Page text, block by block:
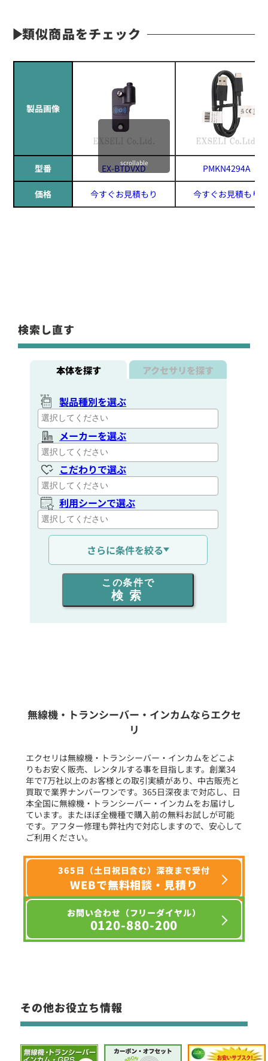
類似商品をチェック
製品画像
型番 EX-BTDVXD PMKN4294A
価格 今すぐお見積もり 今すぐお見積もり
scrollable
検索し直す
本体を探す アクセサリを探す
製品種別を選ぶ
メーカーを選ぶ
こだわりで選ぶ
利用シーンで選ぶ
通信距離を選ぶ
出力を選ぶ
同時通話人数を選ぶ
フリーワード入力(製品名等)
選択条件をリセット
さらに条件を絞る
この条件で
検索
無線機・トランシーバー・インカムならエクセ
リ
エクセリは無線機・トランシーバー・インカムをどこよ
りもお安く販売、レンタルする事を目指します。創業34
年で7万社以上のお客様との取引実績があり、中古販売と
買取で業界ナンバーワンです。365日深夜まで対応し、日
本全国に無線機・トランシーバー・インカムをお届けし
ています。またほぼ全機種で購入前の無料お試しが可能
です。アフター修理も弊社内で対応しますので、安心して
ご利用ください。
365日（土日祝日含む）深夜まで受付
WEBで無料相談・見積り
お問い合わせ（フリーダイヤル）
0120-880-200
その他お役立ち情報